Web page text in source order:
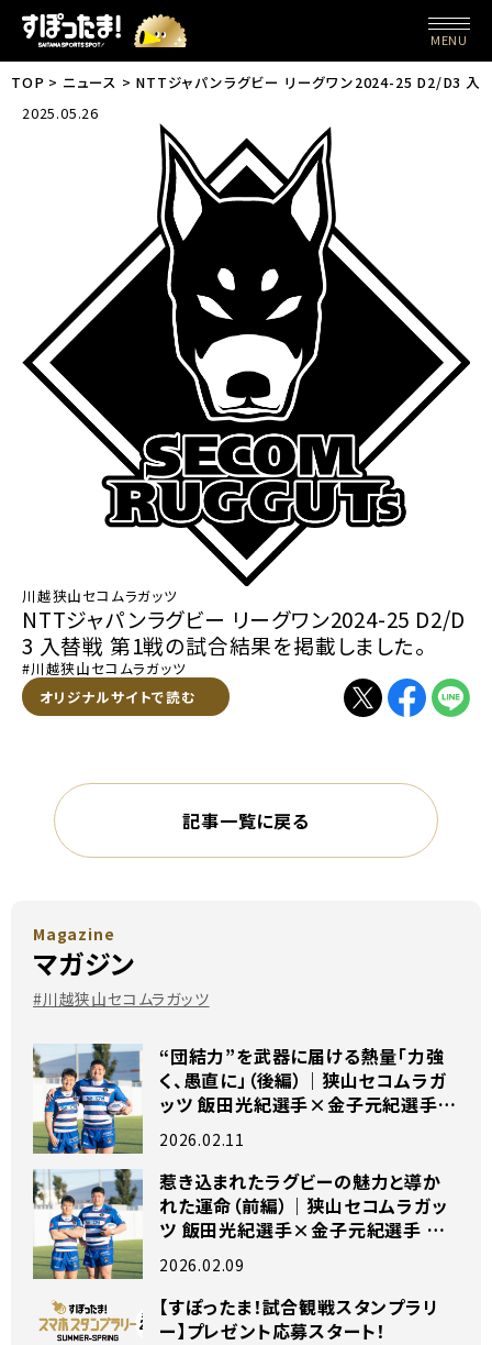
MENU
TOP ニュース
NTTジャパンラグビー リーグワン2024-25 D2/D3 入
2025.05.26
川越狭山セコムラガッツ
NTTジャパンラグビー リーグワン2024-25 D2/D
3 入替戦 第1戦の試合結果を掲載しました。
#川越狭山セコムラガッツ
オリジナルサイトで読む別ウィンドウで開く
記事一覧に戻る
Magazine
マガジン
#川越狭山セコムラガッツ
“団結力”を武器に届ける熱量「力強
く、愚直に」（後編）｜狭山セコムラガ
ッツ 飯田光紀選手×金子元紀選手
独占インタビュー
2026.02.11
惹き込まれたラグビーの魅力と導か
れた運命（前編）｜狭山セコムラガッ
ツ 飯田光紀選手×金子元紀選手 独
占インタビュー
2026.02.09
【すぽったま！試合観戦スタンプラリ
ー】プレゼント応募スタート！